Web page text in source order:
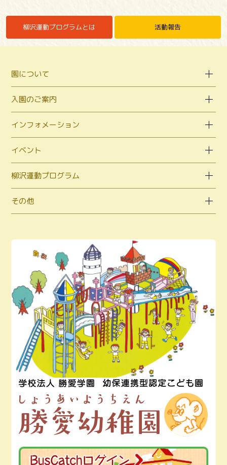
柳沢運動プログラムとは 活動報告
園について
入園のご案内
インフォメーション
イベント
柳沢運動プログラム
その他